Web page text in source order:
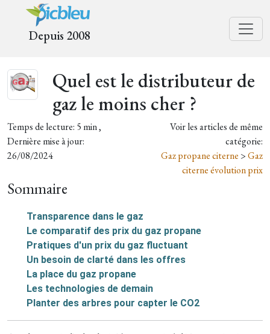
Depuis 2008
Quel est le distributeur de
gaz le moins cher ?
Temps de lecture: 5 min ,
Dernière mise à jour:
26/08/2024
Voir les articles de même
catégorie:
Gaz propane citerne >Gaz
citerne évolution prix
Sommaire
Transparence dans le gaz
Le comparatif des prix du gaz propane
Pratiques d'un prix du gaz fluctuant
Un besoin de clarté dans les offres
La place du gaz propane
Les technologies de demain
Planter des arbres pour capter le CO2